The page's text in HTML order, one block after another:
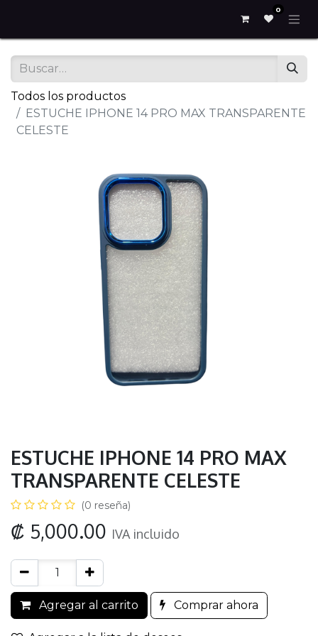
0
Todos los productos
ESTUCHE IPHONE 14 PRO MAX TRANSPARENTE
CELESTE
ESTUCHE IPHONE 14 PRO MAX
TRANSPARENTE CELESTE
(0 reseña)
₡ 5,000.00 IVA incluido
Agregar al carrito Comprar ahora